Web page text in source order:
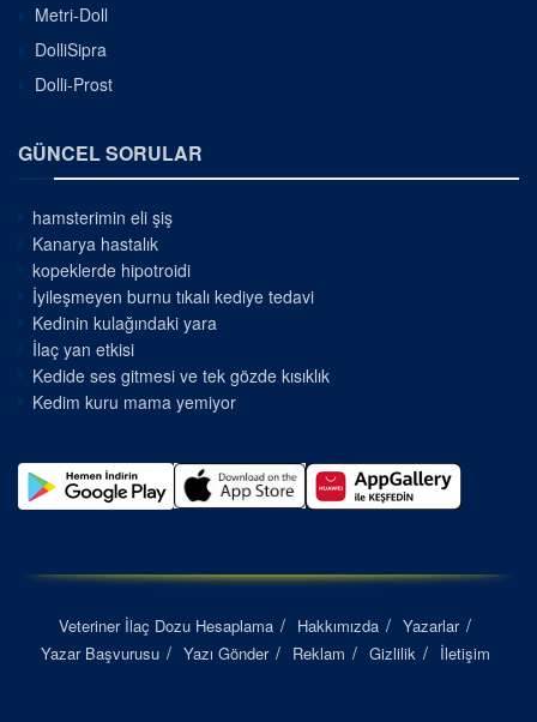
Metri-Doll
DolliSipra
Dolli-Prost
GÜNCEL SORULAR
hamsterimin eli şiş
Kanarya hastalık
kopeklerde hipotroidi
İyileşmeyen burnu tıkalı kediye tedavi
Kedinin kulağındaki yara
İlaç yan etkisi
Kedide ses gitmesi ve tek gözde kısıklık
Kedim kuru mama yemiyor
Veteriner İlaç Dozu Hesaplama Hakkımızda
Yazarlar
Yazar Başvurusu
Yazı Gönder Reklam Gizlilik İletişim